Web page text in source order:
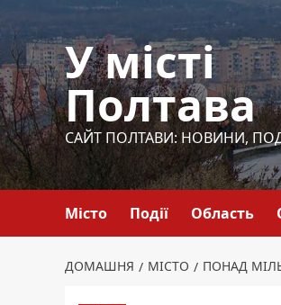
до
вмісту
У місті
Полтава
САЙТ ПОЛТАВИ: НОВИНИ,
Місто Події Область
ДОМАШНЯ МІСТО ПОНАД